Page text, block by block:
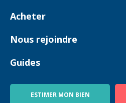
Comment ça marche ?
Acheter
Biens en vente
Nous rejoindre
Devenir Conseiller
Guides
Blog
ESTIMER MON BIEN